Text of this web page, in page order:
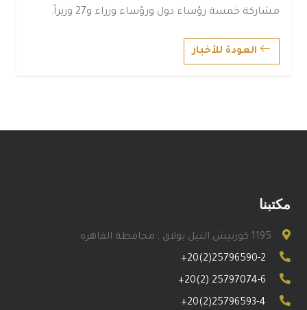
مشاركة خمسة رؤساء دول ورؤساء وزراء و27 وزيراً.
العودة للأخبار
مكتبنا
1195 كورنيش النيل بولاق , محافظة القاهره
+20(2)25796590-2
+20(2) 25797074-6
+20(2)25796593-4